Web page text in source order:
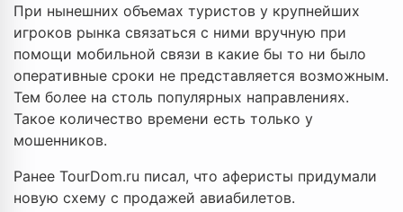
При нынешних объемах туристов у крупнейших
игроков рынка связаться с ними вручную при
помощи мобильной связи в какие бы то ни было
оперативные сроки не представляется возможным.
Тем более на столь популярных направлениях.
Такое количество времени есть только у
мошенников.
Ранее TourDom.ru писал, что аферисты придумали
новую схему с продажей авиабилетов.